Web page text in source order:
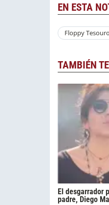
EN ESTA
Floppy Tesouro
TAMBIÉN
El desgarrador
padre, Diego